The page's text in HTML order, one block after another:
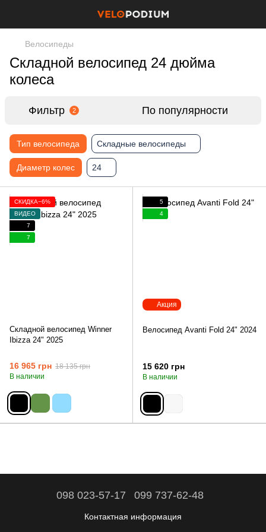
Велосипеды
Складной велосипед 24 дюйма
колеса
Фильтр 2 По популярности
Тип велосипеда Складные велосипеды
Диаметр колес 24
СКИДКА−6%
ВИДЕО
7
7
Складной велосипед Winner
Ibizza 24" 2025
16 965 грн 18 135 грн
В наличии
Акция
5
4
Велосипед Avanti Fold 24" 2024
15 620 грн
В наличии
098 023-57-17 099 737-62-48
Контактная информация